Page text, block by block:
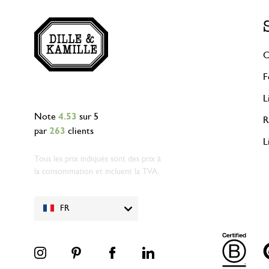
FR
Note 4.53 sur 5
par 263 clients
Tous les prix indiqués sont des prix à
la consommation et incluent la TVA.